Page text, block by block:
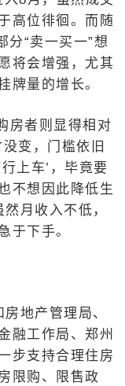
高位徘徊。而随
分“卖一买一”想
将会增强，尤其
牌量的增长。
房者则显得相对
变，门槛依旧
上车’，毕竟要
不想因此降低生
月收入不低，
于下手。
地产管理局、
融工作局、郑州
步支持合理住房
限购、限售政